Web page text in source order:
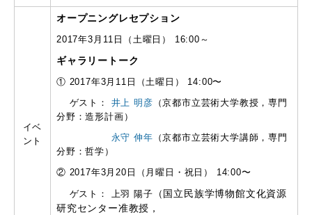
イベ
ント
オープニングレセプション
2017年3月11日（土曜日） 16:00～
ギャラリートーク
① 2017年3月11日（土曜日） 14:00〜
ゲスト： 井上 明彦 （京都市立芸術大学教授，専門
分野：造形計画）
永守 伸年 （京都市立芸術大学講師，専門
分野：哲学）
② 2017年3月20日（月曜日・祝日） 14:00〜
ゲスト： 上羽 陽子 （国立民族学博物館文化資源
研究センター准教授，